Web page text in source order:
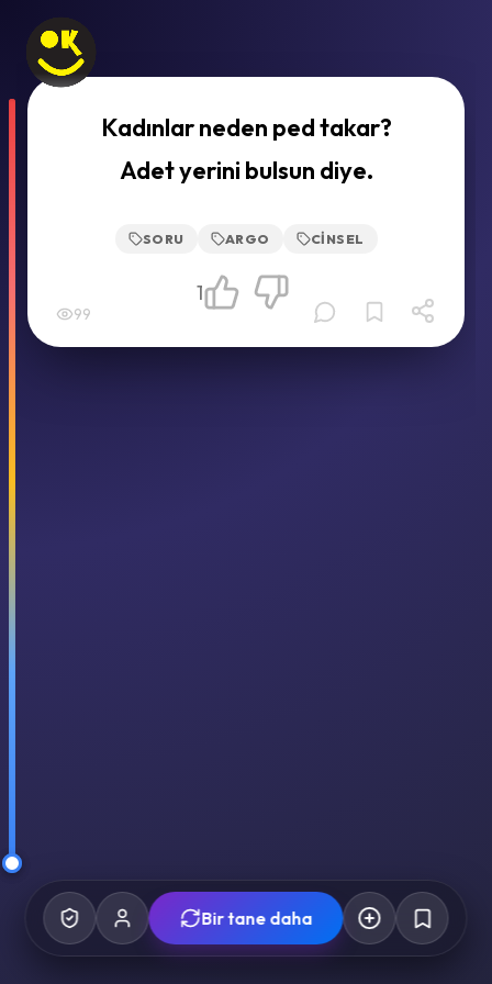
Kadınlar neden ped takar?
Adet yerini bulsun diye.
SORU ARGO CINSEL
99
1
Bir tane daha